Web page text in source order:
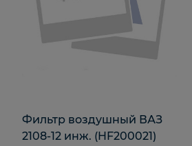
Фильтр воздушный ВАЗ
2108-12 инж. (HF200021)